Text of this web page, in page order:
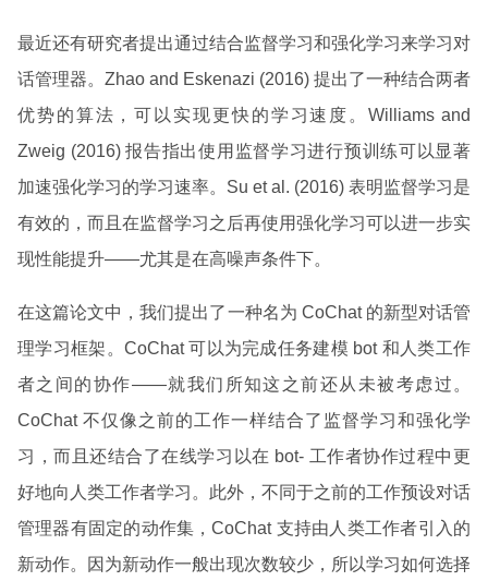
最近还有研究者提出通过结合监督学习和强化学习来学习对
话管理器。Zhao and Eskenazi (2016) 提出了一种结合两者
优势的算法，可以实现更快的学习速度。Williams and
Zweig (2016) 报告指出使用监督学习进行预训练可以显著
加速强化学习的学习速率。Su et al. (2016) 表明监督学习是
有效的，而且在监督学习之后再使用强化学习可以进一步实
现性能提升——尤其是在高噪声条件下。
在这篇论文中，我们提出了一种名为 CoChat 的新型对话管
理学习框架。CoChat 可以为完成任务建模 bot 和人类工作
者之间的协作——就我们所知这之前还从未被考虑过。
CoChat 不仅像之前的工作一样结合了监督学习和强化学
习，而且还结合了在线学习以在 bot- 工作者协作过程中更
好地向人类工作者学习。此外，不同于之前的工作预设对话
管理器有固定的动作集，CoChat 支持由人类工作者引入的
新动作。因为新动作一般出现次数较少，所以学习如何选择